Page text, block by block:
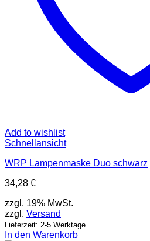
Add to wishlist
Schnellansicht
WRP Lampenmaske Duo schwarz
34,28 €
zzgl. 19% MwSt.
zzgl. Versand
Lieferzeit: 2-5 Werktage
In den Warenkorb